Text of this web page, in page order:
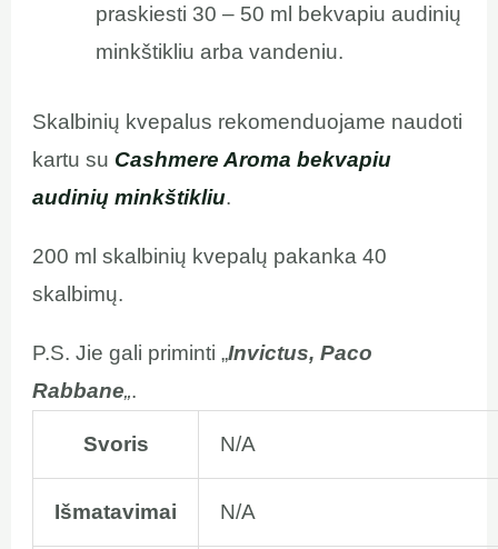
praskiesti 30 – 50 ml bekvapiu audinių
minkštikliu arba vandeniu.
Skalbinių kvepalus rekomenduojame naudoti
kartu su Cashmere Aroma bekvapiu
audinių minkštikliu.
200 ml skalbinių kvepalų pakanka 40
skalbimų.
P.S. Jie gali priminti „Invictus, Paco
Rabbane„.
Svoris N/A
Išmatavimai N/A